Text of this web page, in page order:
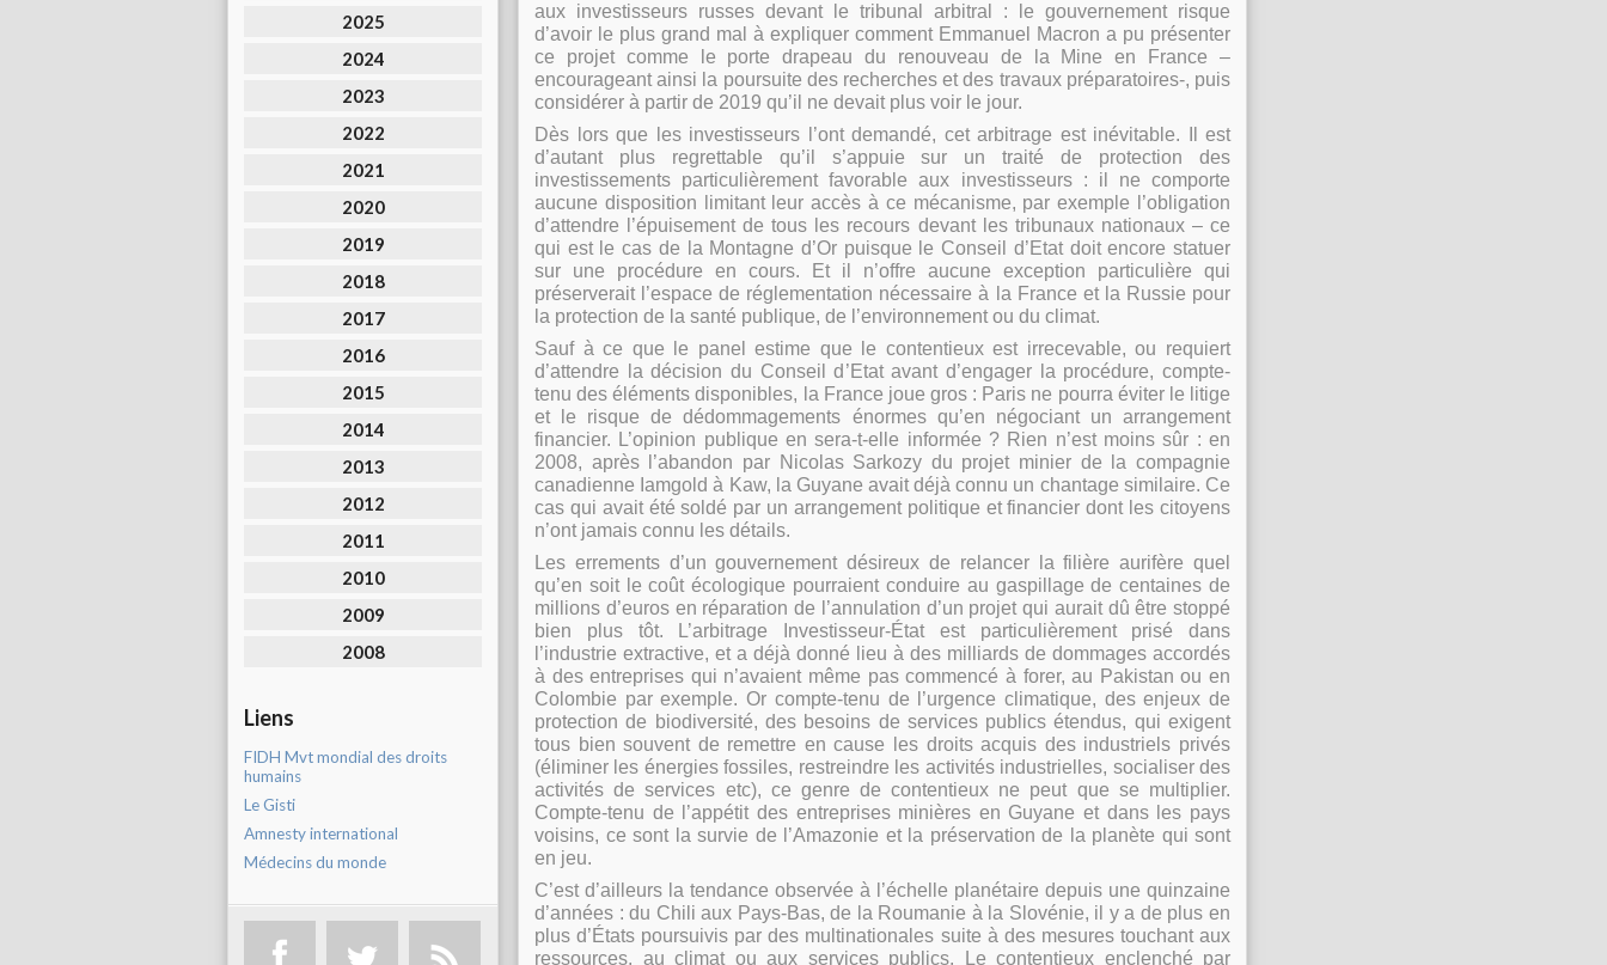
2025
2024
2023
2022
2021
2020
2019
2018
2017
2016
2015
2014
2013
2012
2011
2010
2009
2008
Liens
FIDH Mvt mondial des droits
humains
Le Gisti
Amnesty international
Médecins du monde
aux investisseurs russes devant le tribunal arbitral : le gouvernement risque
d’avoir le plus grand mal à expliquer comment Emmanuel Macron a pu présenter
ce projet comme le porte drapeau du renouveau de la Mine en France –
encourageant ainsi la poursuite des recherches et des travaux préparatoires-, puis
considérer à partir de 2019 qu’il ne devait plus voir le jour.
Dès lors que les investisseurs l’ont demandé, cet arbitrage est inévitable. Il est
d’autant plus regrettable qu’il s’appuie sur un traité de protection des
investissements particulièrement favorable aux investisseurs : il ne comporte
aucune disposition limitant leur accès à ce mécanisme, par exemple l’obligation
d’attendre l’épuisement de tous les recours devant les tribunaux nationaux – ce
qui est le cas de la Montagne d’Or puisque le Conseil d’Etat doit encore statuer
sur une procédure en cours. Et il n’offre aucune exception particulière qui
préserverait l’espace de réglementation nécessaire à la France et la Russie pour
la protection de la santé publique, de l’environnement ou du climat.
Sauf à ce que le panel estime que le contentieux est irrecevable, ou requiert
d’attendre la décision du Conseil d’Etat avant d’engager la procédure, compte-
tenu des éléments disponibles, la France joue gros : Paris ne pourra éviter le litige
et le risque de dédommagements énormes qu’en négociant un arrangement
financier. L’opinion publique en sera-t-elle informée ? Rien n’est moins sûr : en
2008, après l’abandon par Nicolas Sarkozy du projet minier de la compagnie
canadienne Iamgold à Kaw, la Guyane avait déjà connu un chantage similaire. Ce
cas qui avait été soldé par un arrangement politique et financier dont les citoyens
n’ont jamais connu les détails.
Les errements d’un gouvernement désireux de relancer la filière aurifère quel
qu’en soit le coût écologique pourraient conduire au gaspillage de centaines de
millions d’euros en réparation de l’annulation d’un projet qui aurait dû être stoppé
bien plus tôt. L’arbitrage Investisseur-État est particulièrement prisé dans
l’industrie extractive, et a déjà donné lieu à des milliards de dommages accordés
à des entreprises qui n’avaient même pas commencé à forer, au Pakistan ou en
Colombie par exemple. Or compte-tenu de l’urgence climatique, des enjeux de
protection de biodiversité, des besoins de services publics étendus, qui exigent
tous bien souvent de remettre en cause les droits acquis des industriels privés
(éliminer les énergies fossiles, restreindre les activités industrielles, socialiser des
activités de services etc), ce genre de contentieux ne peut que se multiplier.
Compte-tenu de l’appétit des entreprises minières en Guyane et dans les pays
voisins, ce sont la survie de l’Amazonie et la préservation de la planète qui sont
en jeu.
C’est d’ailleurs la tendance observée à l’échelle planétaire depuis une quinzaine
d’années : du Chili aux Pays-Bas, de la Roumanie à la Slovénie, il y a de plus en
plus d’États poursuivis par des multinationales suite à des mesures touchant aux
ressources, au climat ou aux services publics. Le contentieux enclenché par